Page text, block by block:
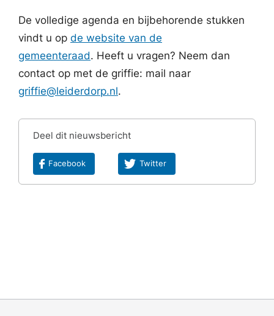
De volledige agenda en bijbehorende stukken
vindt u op de website van de
gemeenteraad. Heeft u vragen? Neem dan
contact op met de griffie: mail naar
griffie@leiderdorp.nl.
Deel dit nieuwsbericht
Facebook Twitter